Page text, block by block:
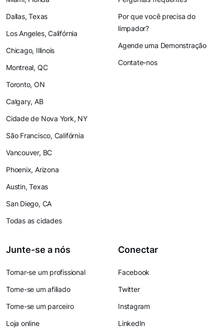
Dallas, Texas
Los Angeles, Califórnia
Chicago, Illinois
Montreal, QC
Toronto, ON
Calgary, AB
Cidade de Nova York, NY
São Francisco, Califórnia
Vancouver, BC
Phoenix, Arizona
Austin, Texas
San Diego, CA
Todas as cidades
Por que você precisa do
limpador?
Agende uma Demonstração
Contate-nos
Junte-se a nós
Tornar-se um profissional
Torne-se um afiliado
Torne-se um parceiro
Loja online
Conectar
Facebook
Twitter
Instagram
LinkedIn